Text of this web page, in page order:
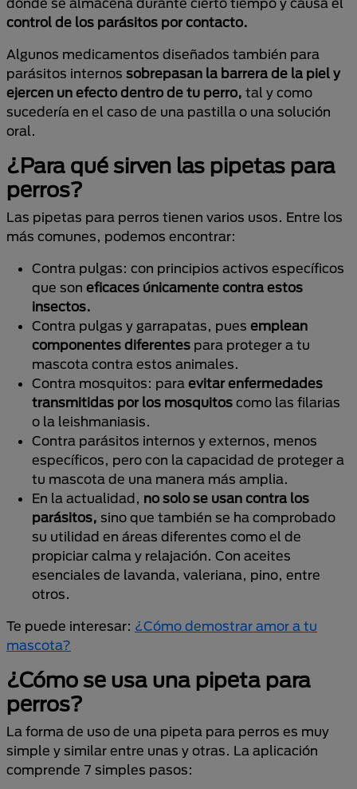
control de los parásitos por contacto.
Algunos medicamentos diseñados también para
parásitos internos sobrepasan la barrera de la piel y
ejercen un efecto dentro de tu perro, tal y como
sucedería en el caso de una pastilla o una solución
oral.
¿Para qué sirven las pipetas para
perros?
Las pipetas para perros tienen varios usos. Entre los
más comunes, podemos encontrar:
Contra pulgas: con principios activos específicos
que son eficaces únicamente contra estos
insectos.
Contra pulgas y garrapatas, pues emplean
componentes diferentes para proteger a tu
mascota contra estos animales.
Contra mosquitos: para evitar enfermedades
transmitidas por los mosquitos como las filarias
o la leishmaniasis.
Contra parásitos internos y externos, menos
específicos, pero con la capacidad de proteger a
tu mascota de una manera más amplia.
En la actualidad, no solo se usan contra los
parásitos, sino que también se ha comprobado
su utilidad en áreas diferentes como el de
propiciar calma y relajación. Con aceites
esenciales de lavanda, valeriana, pino, entre
otros.
Te puede interesar: ¿Cómo demostrar amor a tu
mascota?
¿Cómo se usa una pipeta para
perros?
La forma de uso de una pipeta para perros es muy
simple y similar entre unas y otras. La aplicación
comprende 7 simples pasos: